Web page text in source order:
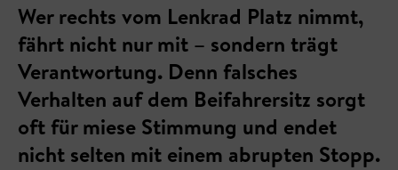
Wer rechts vom Lenkrad Platz nimmt,
fährt nicht nur mit – sondern trägt
Verantwortung. Denn falsches
Verhalten auf dem Beifahrersitz sorgt
oft für miese Stimmung und endet
nicht selten mit einem abrupten Stopp.